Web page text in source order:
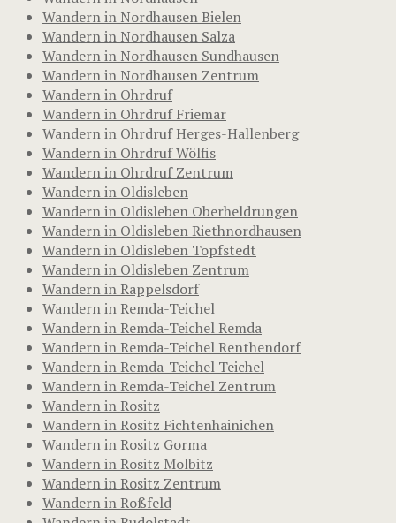
Wandern in Nordhausen Bielen
Wandern in Nordhausen Salza
Wandern in Nordhausen Sundhausen
Wandern in Nordhausen Zentrum
Wandern in Ohrdruf
Wandern in Ohrdruf Friemar
Wandern in Ohrdruf Herges-Hallenberg
Wandern in Ohrdruf Wölfis
Wandern in Ohrdruf Zentrum
Wandern in Oldisleben
Wandern in Oldisleben Oberheldrungen
Wandern in Oldisleben Riethnordhausen
Wandern in Oldisleben Topfstedt
Wandern in Oldisleben Zentrum
Wandern in Rappelsdorf
Wandern in Remda-Teichel
Wandern in Remda-Teichel Remda
Wandern in Remda-Teichel Renthendorf
Wandern in Remda-Teichel Teichel
Wandern in Remda-Teichel Zentrum
Wandern in Rositz
Wandern in Rositz Fichtenhainichen
Wandern in Rositz Gorma
Wandern in Rositz Molbitz
Wandern in Rositz Zentrum
Wandern in Roßfeld